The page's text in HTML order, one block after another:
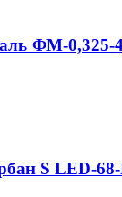
ФМ-0,325-
S LED-